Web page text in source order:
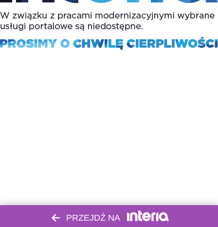
PRZEJDŹ NA